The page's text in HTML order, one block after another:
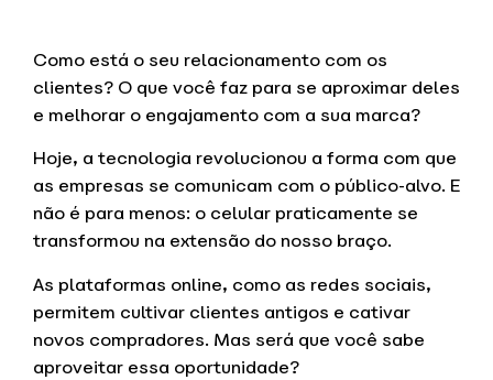
Como está o seu relacionamento com os
clientes? O que você faz para se aproximar deles
e melhorar o engajamento com a sua marca?
Hoje, a tecnologia revolucionou a forma com que
as empresas se comunicam com o público-alvo. E
não é para menos: o celular praticamente se
transformou na extensão do nosso braço.
As plataformas online, como as redes sociais,
permitem cultivar clientes antigos e cativar
novos compradores. Mas será que você sabe
aproveitar essa oportunidade?